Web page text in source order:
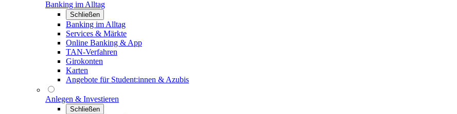
Banking im Alltag
Schließen
Banking im Alltag
Services & Märkte
Online Banking & App
TAN-Verfahren
Girokonten
Karten
Angebote für Student:innen & Azubis
Anlegen & Investieren
Schließen